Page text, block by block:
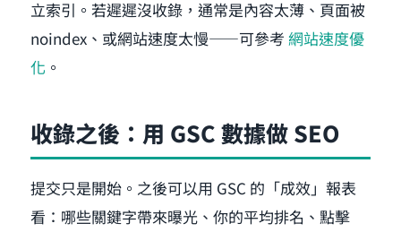
立索引。若遲遲沒收錄，通常是內容太薄、頁面被
noindex、或網站速度太慢——可參考網站速度優
化 。
收錄之後：用 GSC 數據做 SEO
提交只是開始。之後可以用 GSC 的「成效」報表
看：哪些關鍵字帶來曝光、你的平均排名、點擊